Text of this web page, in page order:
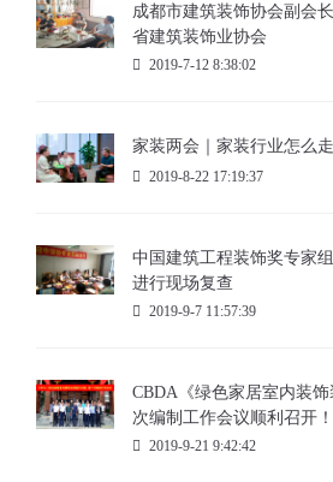
成都市建筑装饰协会副会
省建筑装饰业协会
2019-7-12 8:38:02
家装两会｜家装行业怎么
2019-8-22 17:19:37
中国建筑工程装饰奖专家
进行现场复查
2019-9-7 11:57:39
CBDA《绿色家居室内装
次编制工作会议顺利召开！
2019-9-21 9:42:42